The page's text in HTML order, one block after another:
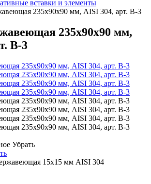
вставки и элементы
235х90х90 мм, AISI 304, арт. В-3
235х90х90 мм,
В-3
Убрать
15х15 мм AISI 304